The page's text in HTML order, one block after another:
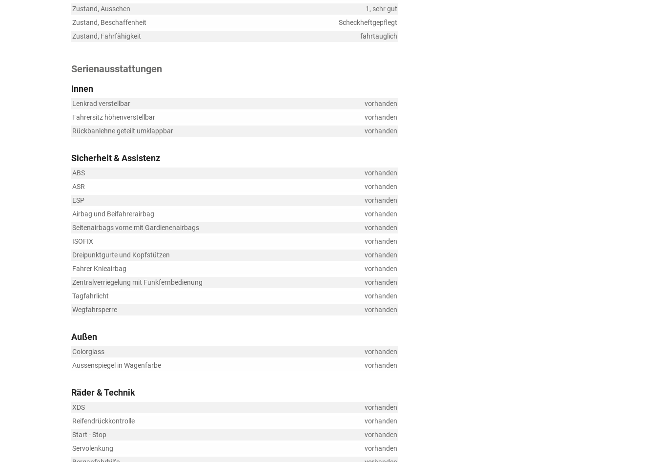
Zustand, Aussehen
1, sehr gut
Zustand, Beschaffenheit
Scheckheftgepflegt
Zustand, Fahrfähigkeit
fahrtauglich
Serienausstattungen
Innen
Lenkrad verstellbar
vorhanden
Fahrersitz höhenverstellbar
vorhanden
Rückbanlehne geteilt umklappbar
vorhanden
Sicherheit & Assistenz
ABS
vorhanden
ASR
vorhanden
ESP
vorhanden
Airbag und Beifahrerairbag
vorhanden
Seitenairbags vorne mit Gardienenairbags
vorhanden
ISOFIX
vorhanden
Dreipunktgurte und Kopfstützen
vorhanden
Fahrer Knieairbag
vorhanden
Zentralverriegelung mit Funkfernbedienung
vorhanden
Tagfahrlicht
vorhanden
Wegfahrsperre
vorhanden
Außen
Colorglass
vorhanden
Aussenspiegel in Wagenfarbe
vorhanden
Räder & Technik
XDS
vorhanden
Reifendrückkontrolle
vorhanden
Start - Stop
vorhanden
Servolenkung
vorhanden